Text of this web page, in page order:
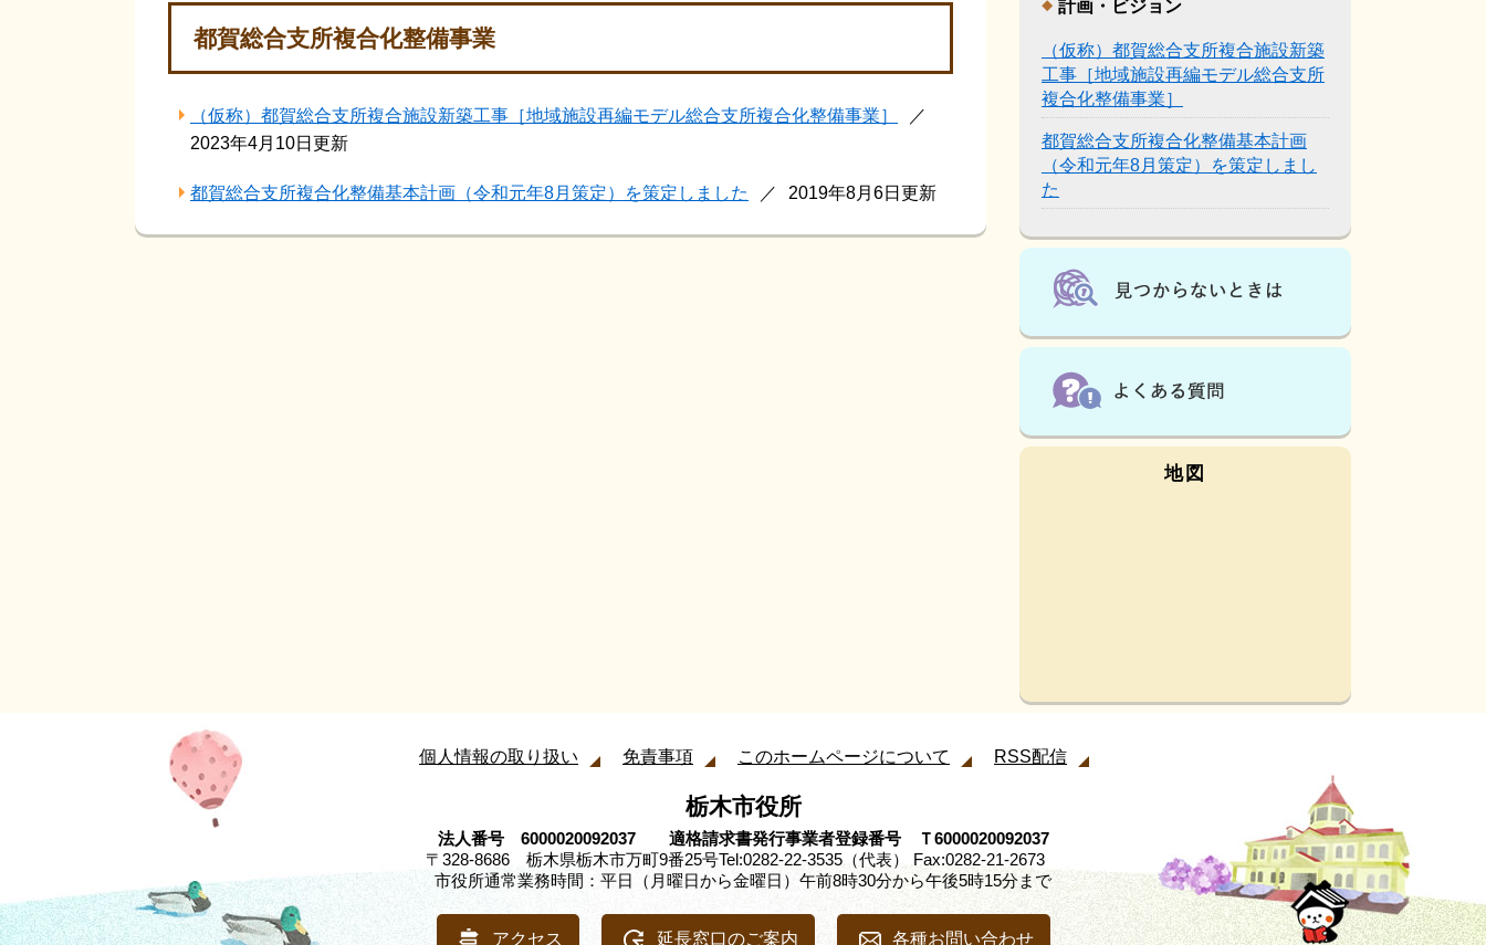
都賀総合支所複合化整備事業
（仮称）都賀総合支所複合施設新築工事［地域施設再編モデル総合支所複合化整備事業］
2023年4月10日更新
都賀総合支所複合化整備基本計画（令和元年8月策定）を策定しました 2019年8月6日更新
計画・ビジョン
（仮称）都賀総合支所複合施設新築
工事［地域施設再編モデル総合支所
複合化整備事業］
都賀総合支所複合化整備基本計画
（令和元年8月策定）を策定しまし
た
地図
個人情報の取り扱い 免責事項 このホームページについて RSS配信
栃木市役所
法人番号 6000020092037 適格請求書発行事業者登録番号 Ｔ6000020092037
〒328-8686 栃木県栃木市万町9番25号Tel:0282-22-3535（代表） Fax:0282-21-2673
市役所通常業務時間：平日（月曜日から金曜日）午前8時30分から午後5時15分まで
アクセス 延長窓口のご案内 各種お問い合わせ